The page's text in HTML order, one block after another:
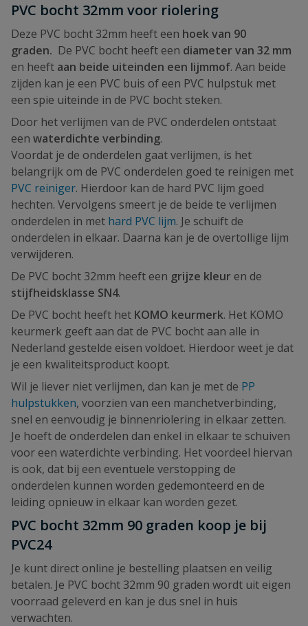
PVC bocht 32mm voor riolering
Deze PVC bocht 32mm heeft een hoek van 90
graden. De PVC bocht heeft een diameter van 32 mm
en heeft aan beide uiteinden een lijmmof. Aan beide
zijden kan je een PVC buis of een PVC hulpstuk met
een spie uiteinde in de PVC bocht steken.
Door het verlijmen van de PVC onderdelen ontstaat
een waterdichte verbinding.
Voordat je de onderdelen gaat verlijmen, is het
belangrijk om de PVC onderdelen goed te reinigen met
PVC reiniger. Hierdoor kan de hard PVC lijm goed
hechten. Vervolgens smeert je de beide te verlijmen
onderdelen in met hard PVC lijm. Je schuift de
onderdelen in elkaar. Daarna kan je de overtollige lijm
verwijderen.
De PVC bocht 32mm heeft een grijze kleur en de
stijfheidsklasse SN4.
De PVC bocht heeft het KOMO keurmerk. Het KOMO
keurmerk geeft aan dat de PVC bocht aan alle in
Nederland gestelde eisen voldoet. Hierdoor weet je dat
je een kwaliteitsproduct koopt.
Wil je liever niet verlijmen, dan kan je met de PP
hulpstukken, voorzien van een manchetverbinding,
snel en eenvoudig je binnenriolering in elkaar zetten.
Je hoeft de onderdelen dan enkel in elkaar te schuiven
voor een waterdichte verbinding. Het voordeel hiervan
is ook, dat bij een eventuele verstopping de
onderdelen kunnen worden gedemonteerd en de
leiding opnieuw in elkaar kan worden gezet.
PVC bocht 32mm 90 graden koop je bij
PVC24
Je kunt direct online je bestelling plaatsen en veilig
betalen. Je PVC bocht 32mm 90 graden wordt uit eigen
voorraad geleverd en kan je dus snel in huis
verwachten.